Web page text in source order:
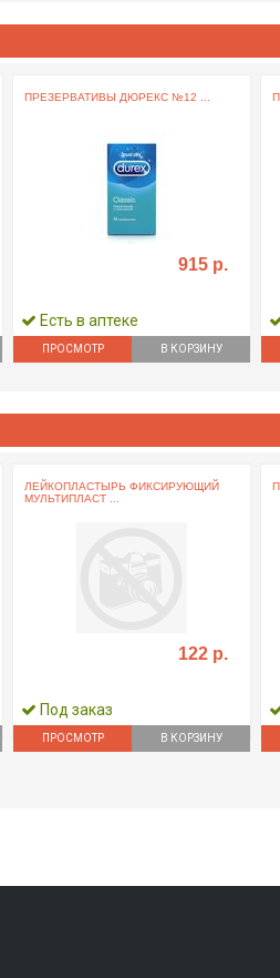
ПРЕЗЕРВАТИВЫ ДЮРЕКС №12 ...
915 р.
Есть в аптеке
ПРОСМОТР В КОРЗИНУ
ЛЕЙКОПЛАСТЫРЬ ФИКСИРУЮЩИЙ
МУЛЬТИПЛАСТ ...
122 р.
Под заказ
ПРОСМОТР В КОРЗИНУ